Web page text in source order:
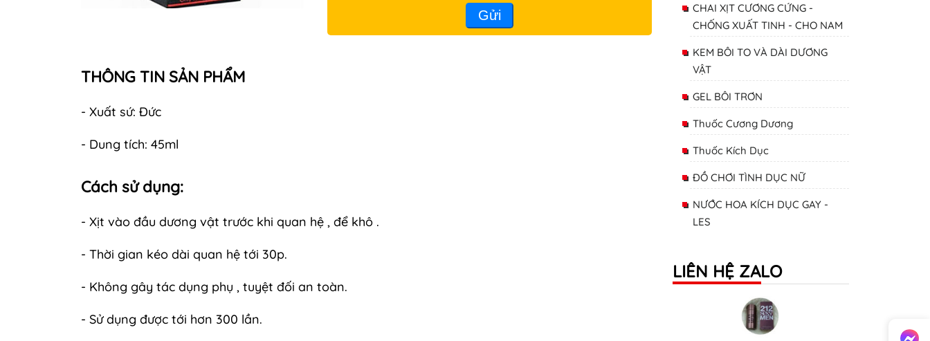
Gửi
THÔNG TIN SẢN PHẨM
- Xuất sứ: Đức
- Dung tích: 45ml
Cách sử dụng:
- Xịt vào đầu dương vật trước khi quan hệ , để khô .
- Thời gian kéo dài quan hệ tới 30p.
- Không gây tác dụng phụ , tuyệt đối an toàn.
- Sử dụng được tới hơn 300 lần.
CHAI XỊT CƯƠNG CỨNG -
CHỐNG XUẤT TINH - CHO NAM
KEM BÔI TO VÀ DÀI DƯƠNG
VẬT
GEL BÔI TRƠN
Thuốc Cương Dương
Thuốc Kích Dục
ĐỒ CHƠI TÌNH DỤC NỮ
NƯỚC HOA KÍCH DỤC GAY -
LES
LIÊN HỆ ZALO